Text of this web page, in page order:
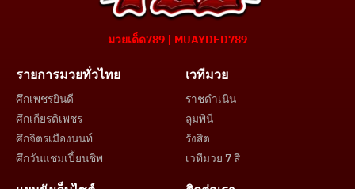
มวยเด็ด789 | MUAYDED789
รายการมวยทั่วไทย
ศึกเพชรยินดี
ศึกเกียรติเพชร
ศึกจิตรเมืองนนท์
ศึกวันแชมเปี้ยนชิพ
เวทีมวย
ราชดำเนิน
ลุมพินี
รังสิต
เวทีมวย 7 สี